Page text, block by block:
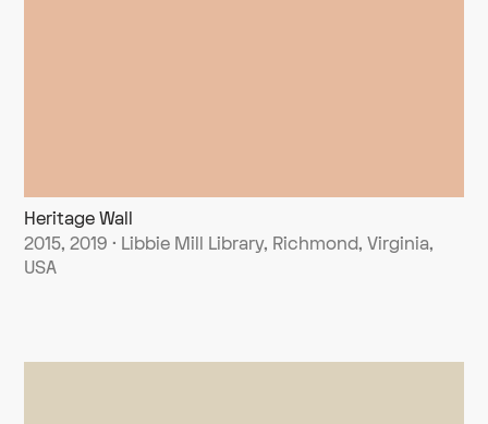
Heritage Wall
2015, 2019 · Libbie Mill Library, Richmond, Virginia,
USA